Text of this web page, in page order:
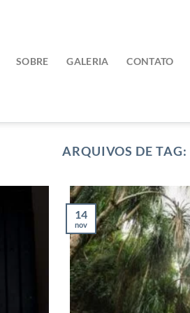
SOBRE GALERIA CONTATO
ARQUIVOS DE TAG:
14
nov